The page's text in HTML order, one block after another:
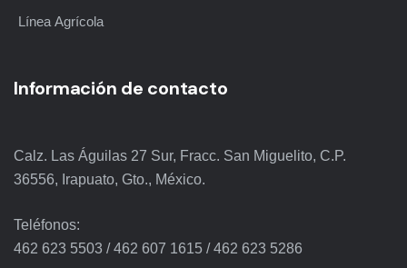
Línea Agrícola
Información de contacto
Calz. Las Águilas 27 Sur, Fracc. San Miguelito, C.P.
36556, Irapuato, Gto., México.
Teléfonos:
462 623 5503 /462 607 1615 /462 623 5286